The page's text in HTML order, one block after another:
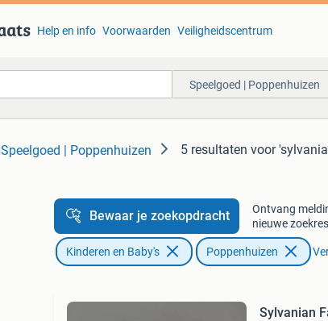
Help en info Voorwaarden Veiligheidscentrum
Speelgoed | Poppenhuizen
Speelgoed | Poppenhuizen 5 resultaten voor
Bewaar je zoekopdracht
Ontvang
nieuwe
Kinderen en Baby's Poppenhuizen
Sylvanian